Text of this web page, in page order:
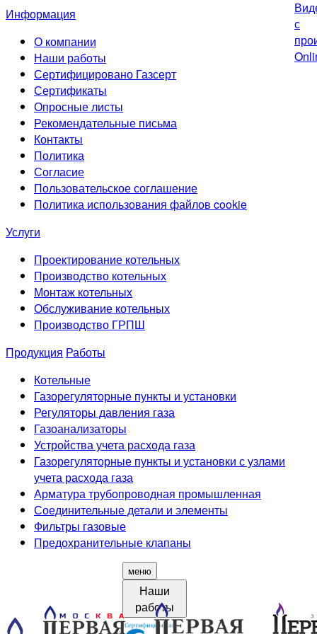
Информация
О компании
Наши работы
Сертифицировано Газсерт
Сертификаты
Опросные листы
Рекомендательные письма
Контакты
Политика
Согласие
Пользовательское соглашение
Политика использования файлов cookie
Услуги
Проектирование котельных
Производство котельных
Монтаж котельных
Обслуживание котельных
Производство ГРПШ
Продукция Работы
Котельные
Газорегуляторные пункты и установки
Регуляторы давления газа
Газоанализаторы
Устройства учета расхода газа
Газорегуляторные пункты и установки с узлами
учета расхода газа
Арматура трубопроводная промышленная
Соединительные детали и элементы
Фильтры газовые
Предохранительные клапаны
меню
Наши
работы